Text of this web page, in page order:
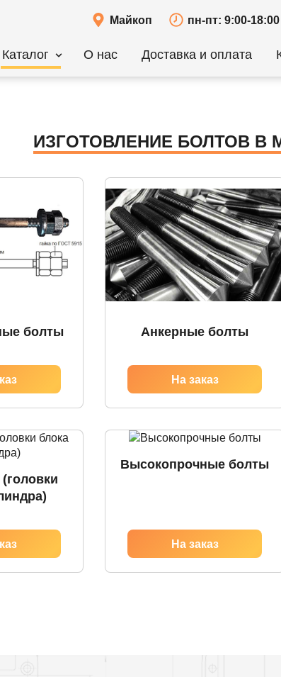
Майкоп пн-пт: 9:00-18:00
Каталог О нас Доставка и оплата
ИЗГОТОВЛЕНИЕ БОЛТОВ В
болты Анкерные болты
Высокопрочные болты